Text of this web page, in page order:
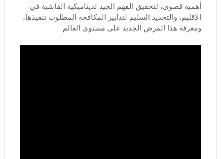
أهمية قصوى، لتحقيق الفهم الجيد لديناميكية الفاشية في
الإقليم، والتحديد السليم لتدابير المكافحة المطلوب تنفيذها،
ومعرفة هذا المرض الجديد على مستوى العالم.